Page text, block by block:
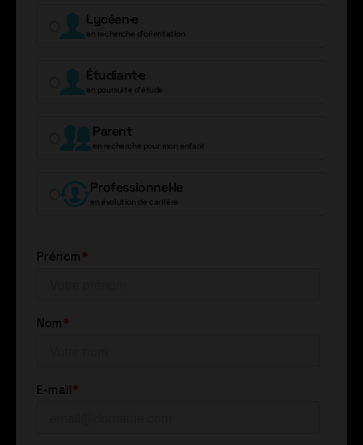
Lycéen·e
en recherche d’orientation
Étudiant·e
en poursuite d’étude
Parent
en recherche pour mon enfant
Professionnel·le
en évolution de carrière